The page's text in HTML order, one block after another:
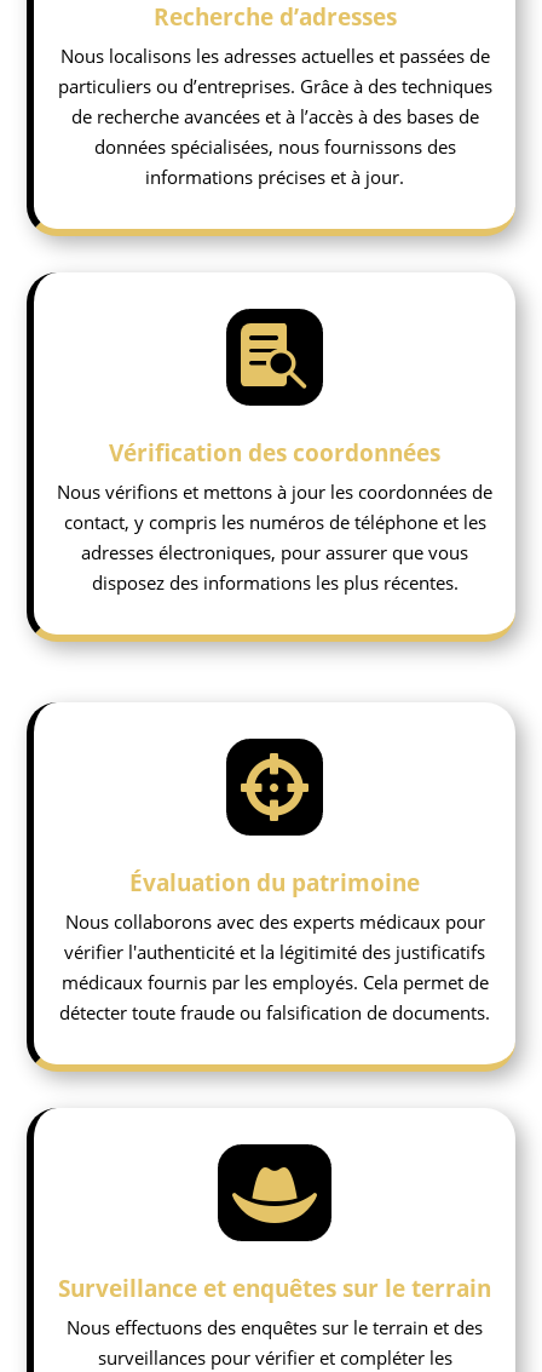
Recherche d’adresses
Nous localisons les adresses actuelles et passées de
particuliers ou d’entreprises. Grâce à des techniques
de recherche avancées et à l’accès à des bases de
données spécialisées, nous fournissons des
informations précises et à jour.

Vérification des coordonnées
Nous vérifions et mettons à jour les coordonnées de
contact, y compris les numéros de téléphone et les
adresses électroniques, pour assurer que vous
disposez des informations les plus récentes.

Évaluation du patrimoine
Nous collaborons avec des experts médicaux pour
vérifier l'authenticité et la légitimité des justificatifs
médicaux fournis par les employés. Cela permet de
détecter toute fraude ou falsification de documents.

Surveillance et enquêtes sur le terrain
Nous effectuons des enquêtes sur le terrain et des
surveillances pour vérifier et compléter les